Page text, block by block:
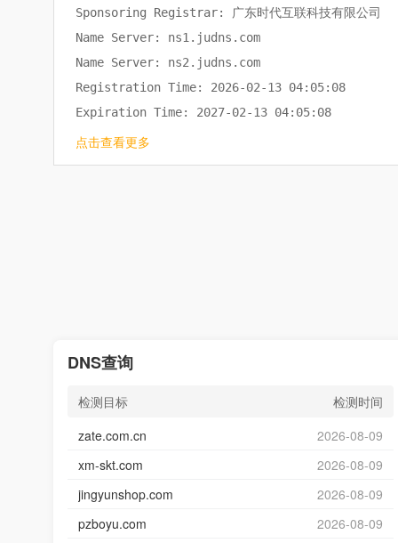
Sponsoring Registrar: 广东时代互联科技有限公司
Name Server: ns1.judns.com
Name Server: ns2.judns.com
Registration Time: 2026-02-13 04:05:08
Expiration Time: 2027-02-13 04:05:08
点击查看更多
DNS查询
检测目标
检测时间
zate.com.cn
2026-08-09
xm-skt.com
2026-08-09
jingyunshop.com
2026-08-09
pzboyu.com
2026-08-09